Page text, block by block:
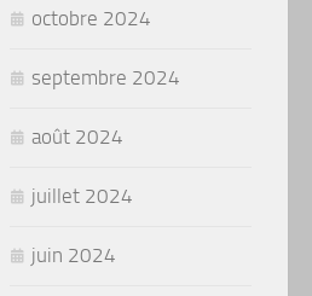
octobre 2024
septembre 2024
août 2024
juillet 2024
juin 2024